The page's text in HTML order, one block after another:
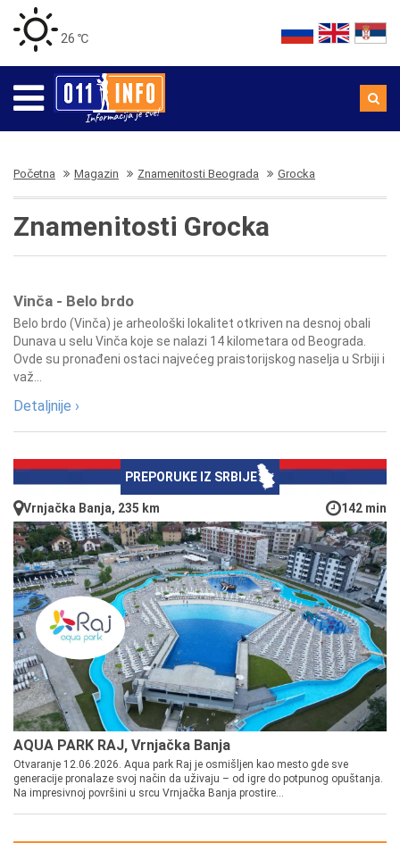
26 ℃
Početna Magazin Znamenitosti Beograda Grocka
Znamenitosti Grocka
Vinča - Belo brdo
Belo brdo (Vinča) je arheološki lokalitet otkriven na desnoj obali
Dunava u selu Vinča koje se nalazi 14 kilometara od Beograda.
Ovde su pronađeni ostaci najvećeg praistorijskog naselja u Srbiji i
važ...
Detaljnije ›
PREPORUKE IZ SRBIJE
Vrnjačka Banja, 235 km 142 min
AQUA PARK RAJ, Vrnjačka Banja
Otvaranje 12.06.2026. Aqua park Raj je osmišljen kao mesto gde sve
generacije pronalaze svoj način da uživaju – od igre do potpunog opuštanja.
Na impresivnoj površini u srcu Vrnjačka Banja prostire...